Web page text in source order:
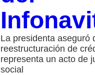
La presidenta aseguró
reestructuración de
representa un acto de
social